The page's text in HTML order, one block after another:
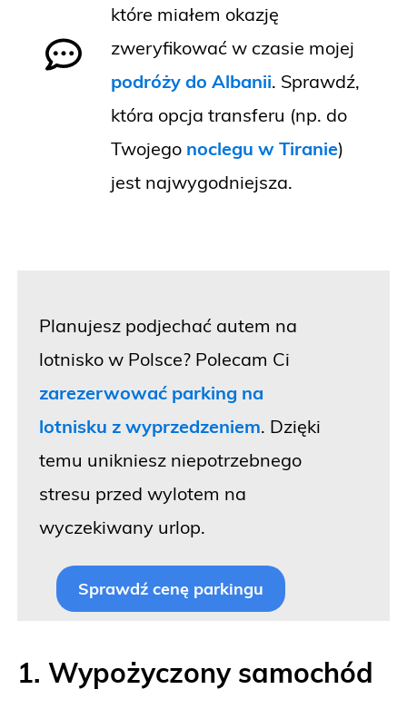
które miałem okazję
zweryfikować w czasie mojej
podróży do Albanii. Sprawdź,
która opcja transferu (np. do
Twojego noclegu w Tiranie)
jest najwygodniejsza.
Planujesz podjechać autem na
lotnisko w Polsce? Polecam Ci
zarezerwować parking na
lotnisku z wyprzedzeniem. Dzięki
temu unikniesz niepotrzebnego
stresu przed wylotem na
wyczekiwany urlop.
Sprawdź cenę parkingu
1. Wypożyczony samochód